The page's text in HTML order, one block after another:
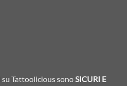
Tattoolicious sonoSICURI E